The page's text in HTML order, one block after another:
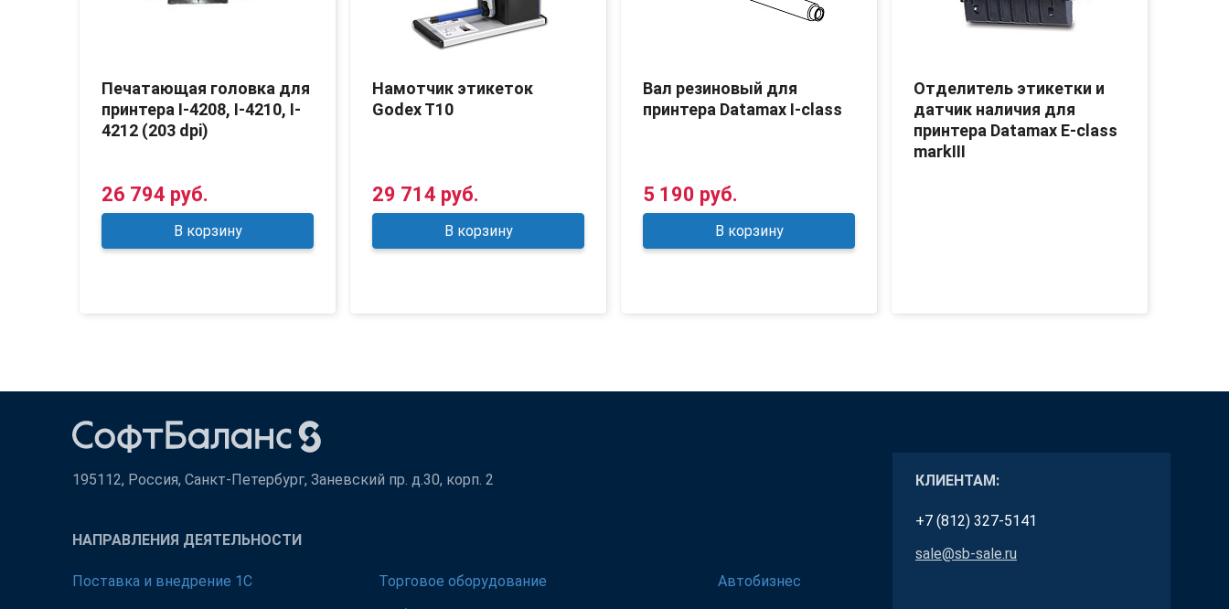
Печатающая головка для
принтера I-4208, I-4210, I-
4212 (203 dpi)
26 794 руб.
В корзину
Намотчик этикеток
Godex T10
29 714 руб.
В корзину
Вал резиновый для
принтера Datamax I-class
5 190 руб.
В корзину
Отделитель этикетки и
датчик наличия для
принтера Datamax E-class
markIII
195112, Россия, Санкт-Петербург, Заневский пр. д.30, корп. 2
НАПРАВЛЕНИЯ ДЕЯТЕЛЬНОСТИ
Поставка и внедрение 1С Торговое оборудование
Автобизнес
КЛИЕНТАМ:
+7 (812) 327-5141
sale@sb-sale.ru